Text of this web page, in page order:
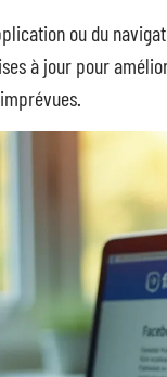
ou du
à jour pour